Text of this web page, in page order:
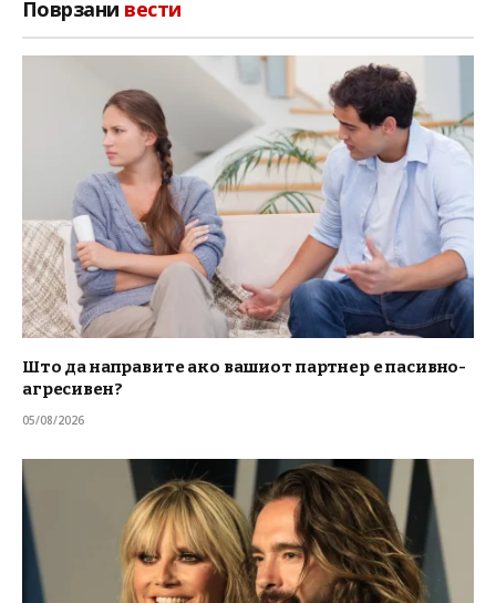
Поврзани вести
Што да направите ако вашиот партнер е пасивно-
агресивен?
05/08/2026